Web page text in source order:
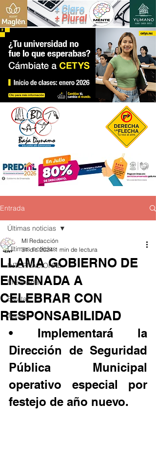
+ Claro
+ Plural
Entrada
Últimas noticias
INTERNACIONAL
Ensenada
Estatal
Tecate
Últimas noticias
LLAMA GOBIERNO DE
ENSENADA A
CELEBRAR CON
RESPONSABILIDAD
MI Redacción
31 dic 2024 1 min de lectura
• Implementará la
Dirección de Seguridad
Pública Municipal
operativo especial por
festejo de año nuevo.